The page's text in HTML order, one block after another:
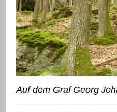
Auf dem Graf Georg